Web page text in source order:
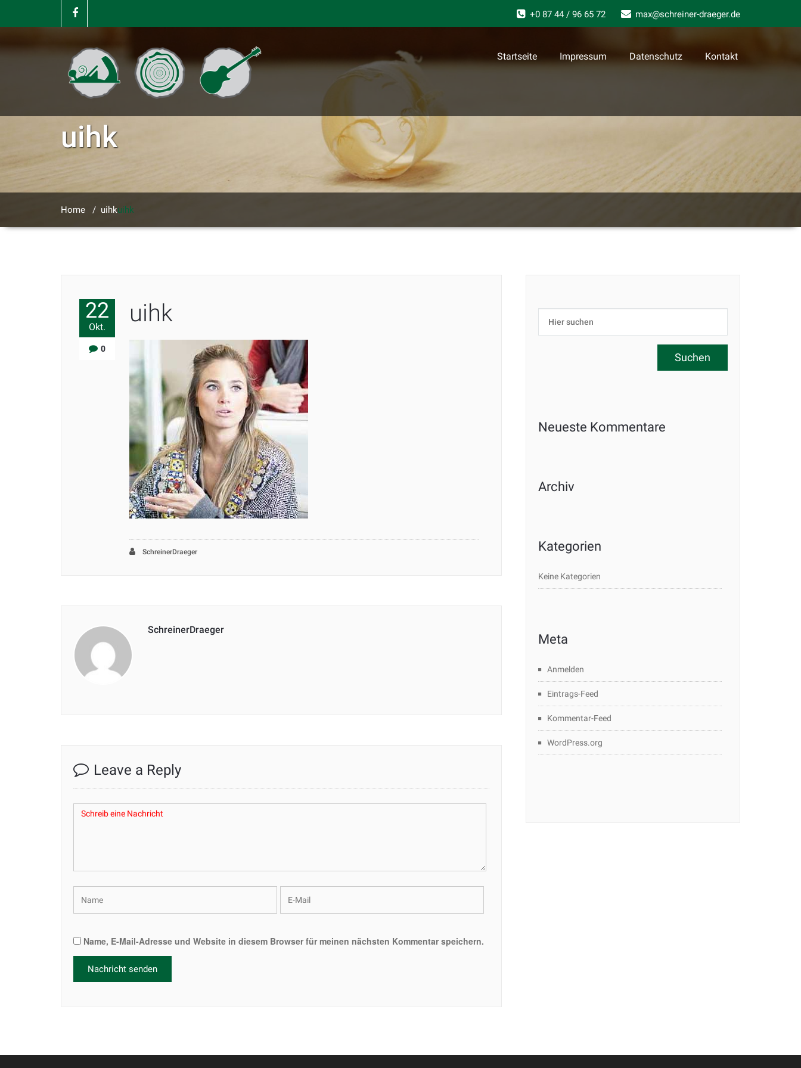
+0 87 44 / 96 65 72 max@schreiner-draeger.de
Startseite Impressum Datenschutz Kontakt
uihk
Home / uihkuihk
22
Okt.
0
uihk
SchreinerDraeger
SchreinerDraeger
Leave a Reply
Name, E-Mail-Adresse und Website in diesem Browser für meinen nächsten Kommentar speichern.
Neueste Kommentare
Archiv
Kategorien
Keine Kategorien
Meta
Anmelden
Eintrags-Feed
Kommentar-Feed
WordPress.org